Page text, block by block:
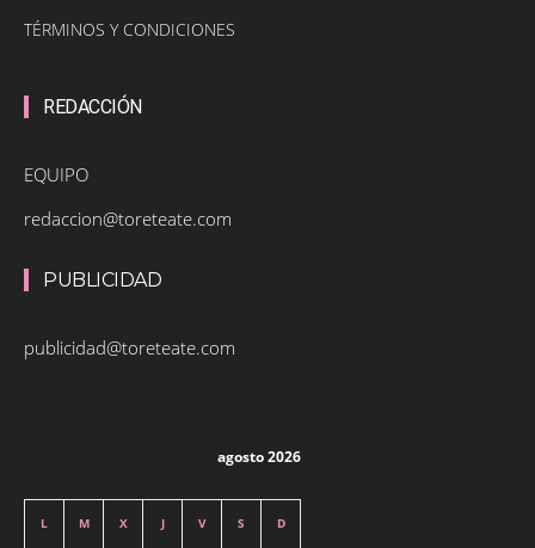
TÉRMINOS Y CONDICIONES
REDACCIÓN
EQUIPO
redaccion@toreteate.com
PUBLICIDAD
publicidad@toreteate.com
agosto 2026
L M X J V S D